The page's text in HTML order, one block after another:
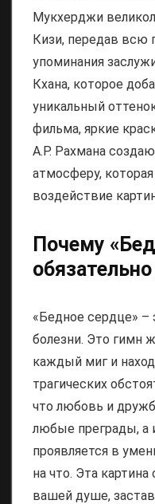
Мукхерджи
Кизи, передав всю
упоминания
Кхана, которое
уникальный
фильма, яркие
А.Р. Рахмана
атмосферу,
воздействие
Почему
«Бедное сердце» –
болезни. Это гимн
каждый миг и
трагических
что любовь и
любые преграды, а
проявляется в
на что. Эта
вашей душе,